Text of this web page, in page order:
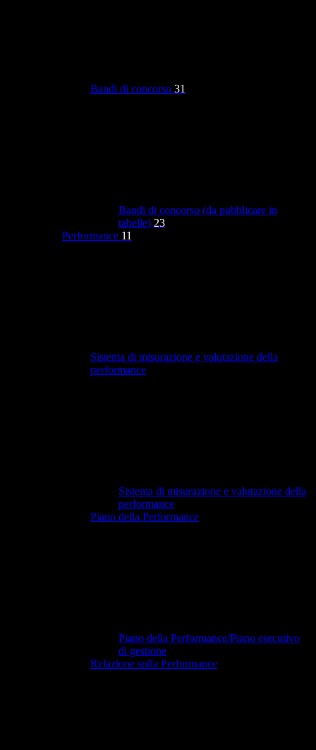
Bandi di concorso 31
Bandi di concorso (da pubblicare in
tabelle) 23
Performance 11
Sistema di misurazione e valutazione della
performance
Sistema di misurazione e valutazione della
performance
Piano della Performance
Piano della Performance/Piano esecutivo
di gestione
Relazione sulla Performance